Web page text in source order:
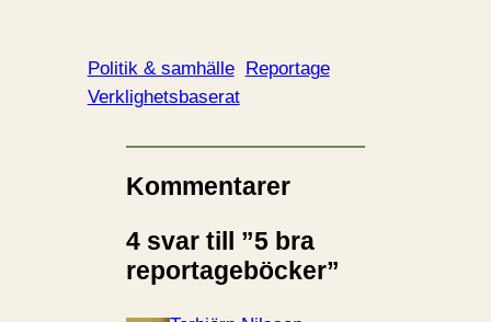
Politik & samhälle Reportage
Verklighetsbaserat
Kommentarer
4 svar till ”5 bra
reportageböcker”